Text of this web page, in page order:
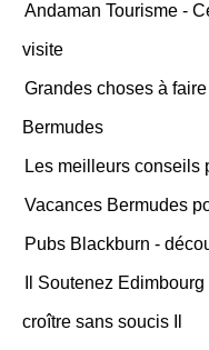
Andaman Tourisme -
visite
Grandes choses à
Bermudes
Les meilleurs conseils
Vacances Bermudes
Pubs Blackburn -
Il Soutenez
croître sans soucis Il